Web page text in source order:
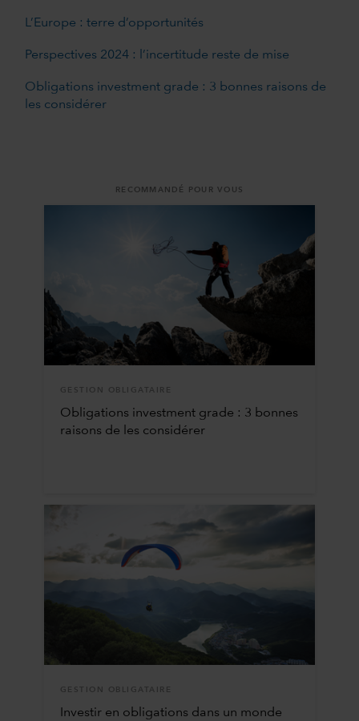
L’Europe : terre d’opportunités
Perspectives 2024 : l’incertitude reste de mise
Obligations investment grade : 3 bonnes raisons de
les considérer
RECOMMANDÉ POUR VOUS
GESTION OBLIGATAIRE
Obligations investment grade : 3 bonnes
raisons de les considérer
GESTION OBLIGATAIRE
Investir en obligations dans un monde